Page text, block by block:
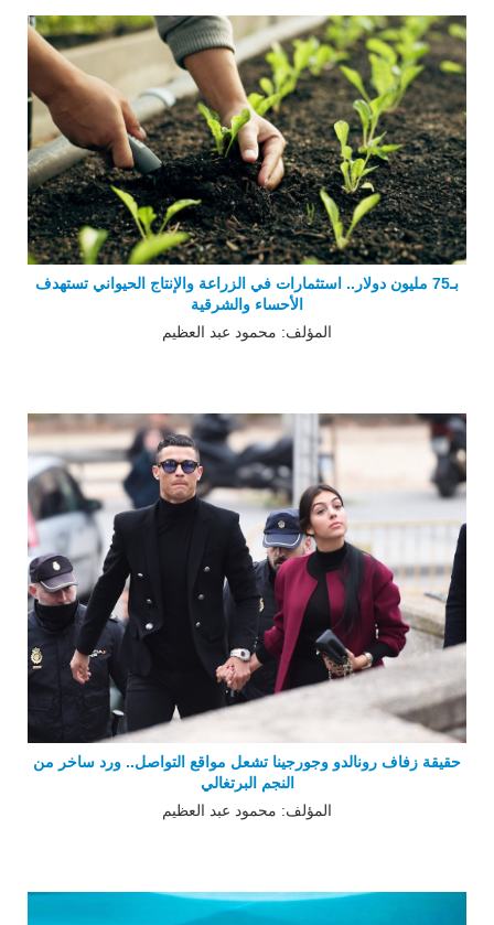
بـ75 مليون دولار.. استثمارات في الزراعة والإنتاج الحيواني تستهدف
الأحساء والشرقية
المؤلف: محمود عبد العظيم
حقيقة زفاف رونالدو وجورجينا تشعل مواقع التواصل.. ورد ساخر من
النجم البرتغالي
المؤلف: محمود عبد العظيم